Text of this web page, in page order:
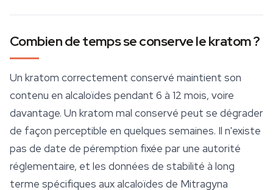
Combien de temps se conserve le kratom ?
Un kratom correctement conservé maintient son
contenu en alcaloïdes pendant 6 à 12 mois, voire
davantage. Un kratom mal conservé peut se dégrader
de façon perceptible en quelques semaines. Il n'existe
pas de date de péremption fixée par une autorité
réglementaire, et les données de stabilité à long
terme spécifiques aux alcaloïdes de Mitragyna